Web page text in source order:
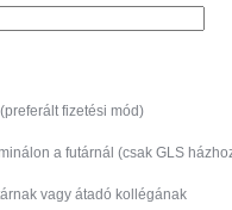
fizetési mód)
a futárnál (csak GLS
vagy átadó kollégának